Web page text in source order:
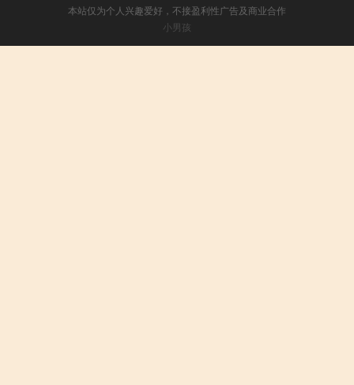
本站仅为个人兴趣爱好，不接盈利性广告及商业合作
小男孩